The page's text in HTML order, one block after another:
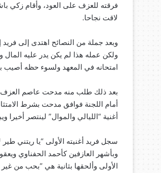
فرقته للعزف على العود، وأقام زكي
لاقت نجاحا.
وبعد جملة من النصائح اهتدى إلى فريد
ولكن عمله هذا لم يكن يدر عليه المال
امتحانه في المعهد ولسوء حظه أصيب
بعد ذلك طلب منه مدحت عاصم العزف
أمام اللجنة فوافق مدحت بشرط
أغنية “الليالي والموال” لينتصر أخيرا
سجل فريد أغنيته الأولى “يا ريتني
وبأشهر العازفين كأحمد الحفناوي
الأولى وألحقها بثانية هي “بحب من